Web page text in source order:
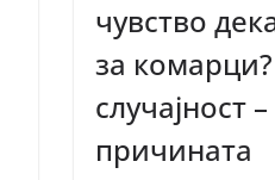
чувство
за
случајност
причината